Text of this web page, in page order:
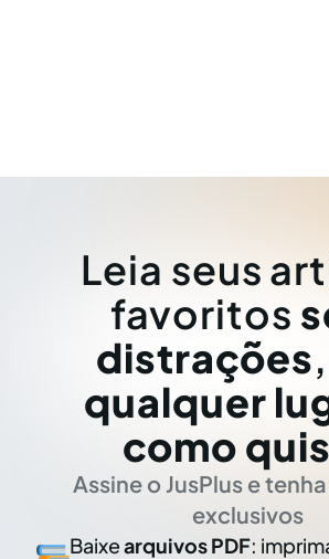
Leia seus
favoritos
distrações
qualquer
como
Assine o JusPlus e
exclusivos
Baixearquivos PDF: